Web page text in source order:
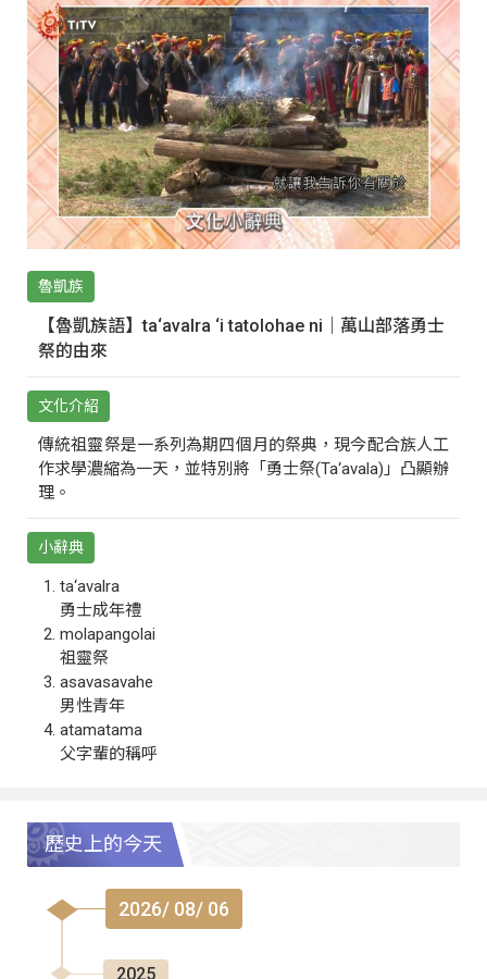
魯凱族
【魯凱族語】ta‘avalra ‘i tatolohae ni｜萬山部落勇士
祭的由來
文化介紹
傳統祖靈祭是一系列為期四個月的祭典，現今配合族人工
作求學濃縮為一天，並特別將「勇士祭(Ta‘avala)」凸顯辦
理。
小辭典
ta‘avalra
勇士成年禮
molapangolai
祖靈祭
asavasavahe
男性青年
atamatama
父字輩的稱呼
歷史上的今天
2026/ 08/ 06
2025